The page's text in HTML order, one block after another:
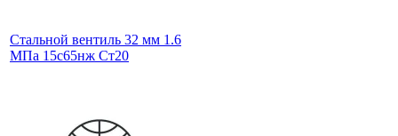
Стальной вентиль 32 мм 1.6
МПа 15с65нж Ст20